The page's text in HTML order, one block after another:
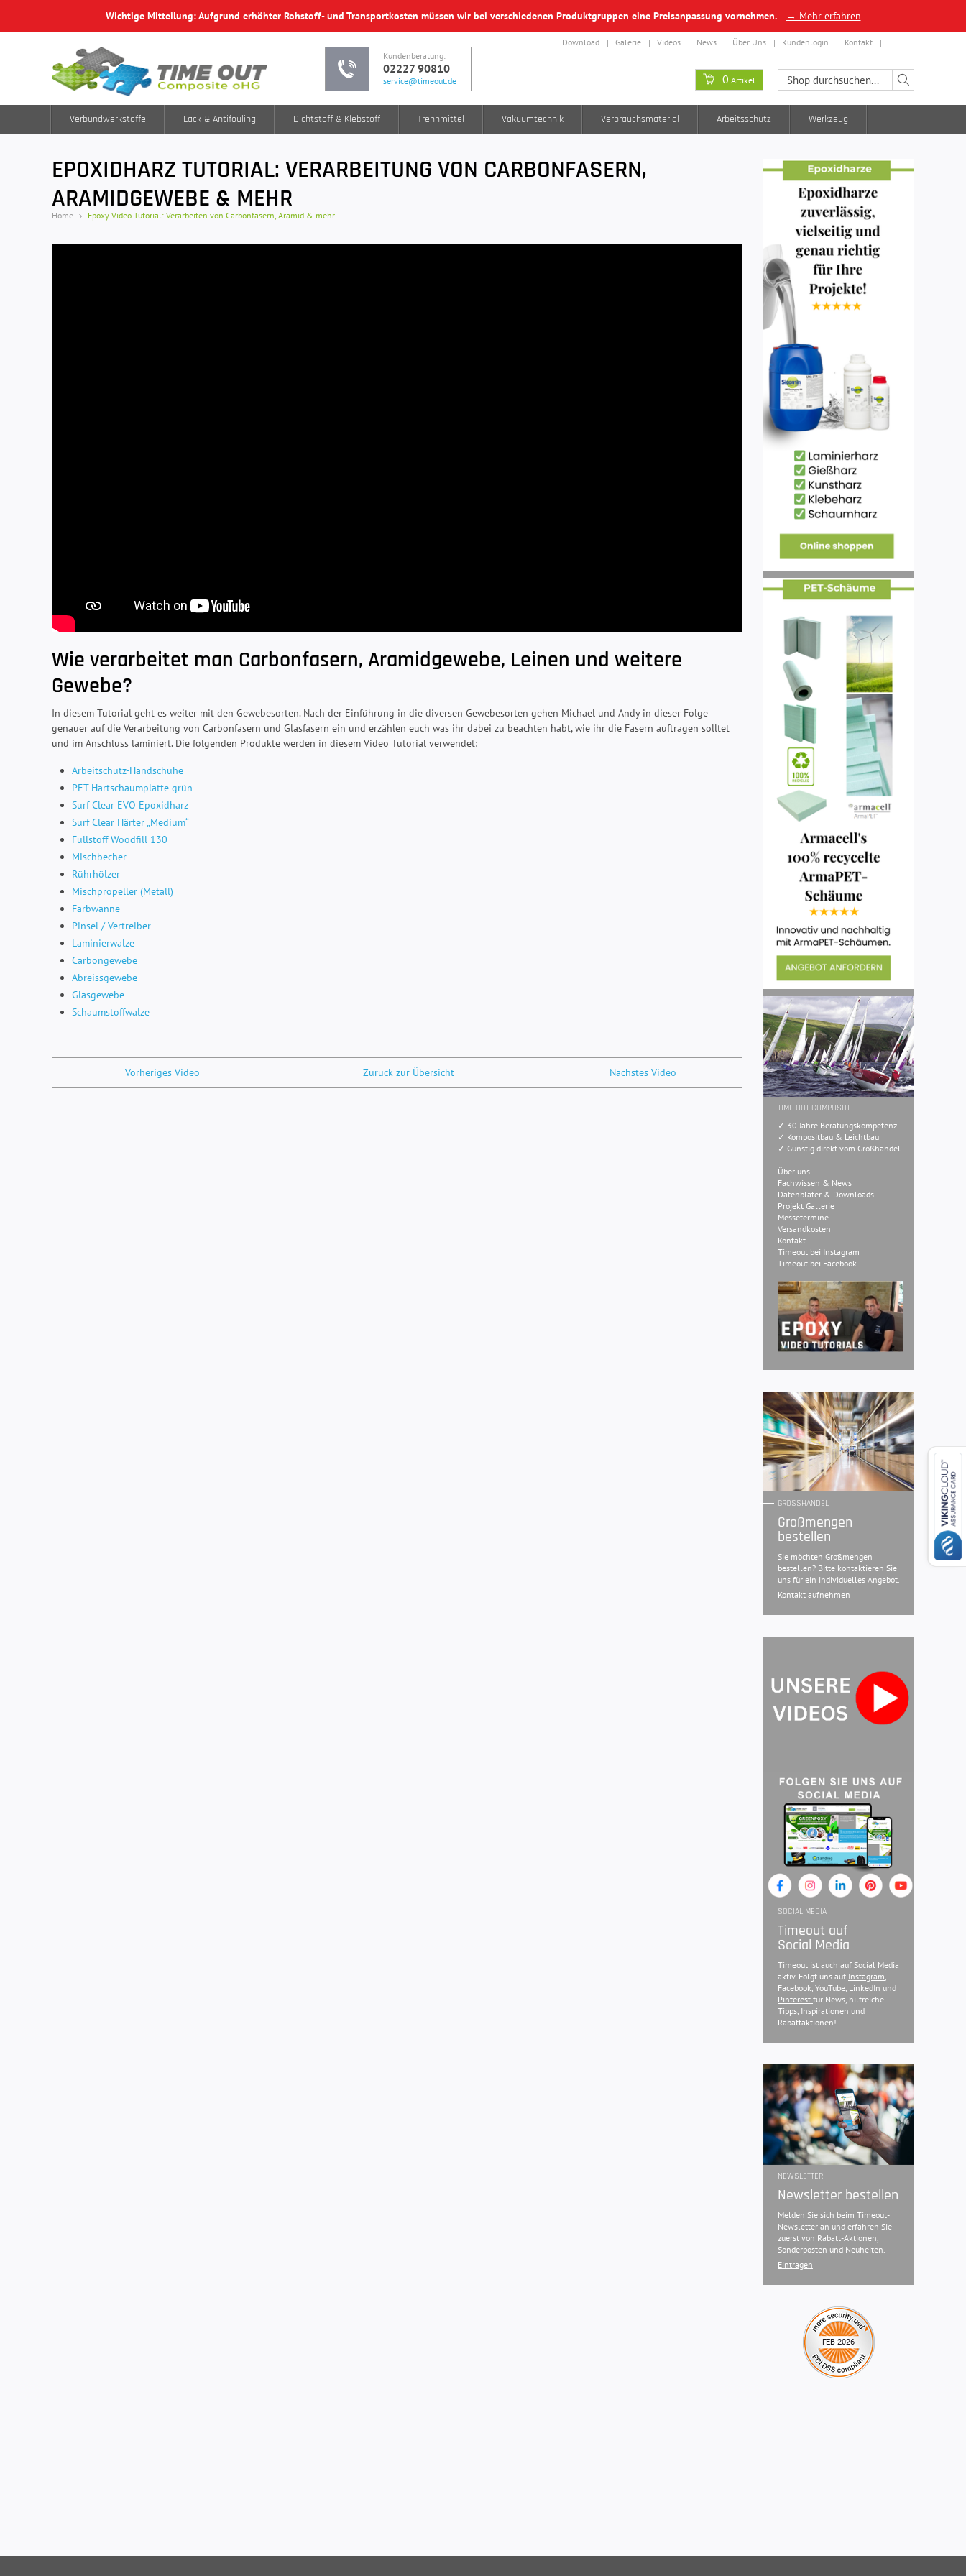
Wichtige Mitteilung: Aufgrund erhöhter Rohstoff- und Transportkosten müssen wir bei verschiedenen Produktgruppen eine Preisanpassung vornehmen. → Mehr erfahren
Kundenberatung:
02227 90810
service@timeout.de
Download Galerie Videos News Über Uns Kundenlogin Kontakt
0 Artikel
Verbundwerkstoffe Lack & Antifouling Dichtstoff & Klebstoff Trennmittel Vakuumtechnik Verbrauchsmaterial Arbeitsschutz Werkzeug
EPOXIDHARZ TUTORIAL: VERARBEITUNG VON CARBONFASERN,
ARAMIDGEWEBE & MEHR
Home Epoxy Video Tutorial: Verarbeiten von Carbonfasern, Aramid & mehr
Wie verarbeitet man Carbonfasern, Aramidgewebe, Leinen und weitere
Gewebe?
In diesem Tutorial geht es weiter mit den Gewebesorten. Nach der Einführung in die diversen Gewebesorten gehen Michael und Andy in dieser Folge
genauer auf die Verarbeitung von Carbonfasern und Glasfasern ein und erzählen euch was ihr dabei zu beachten habt, wie ihr die Fasern auftragen solltet
und im Anschluss laminiert. Die folgenden Produkte werden in diesem Video Tutorial verwendet:
Arbeitschutz-Handschuhe
PET Hartschaumplatte grün
Surf Clear EVO Epoxidharz
Surf Clear Härter „Medium“
Füllstoff Woodfill 130
Mischbecher
Rührhölzer
Mischpropeller (Metall)
Farbwanne
Pinsel / Vertreiber
Laminierwalze
Carbongewebe
Abreissgewebe
Glasgewebe
Schaumstoffwalze
Vorheriges Video Zurück zur Übersicht Nächstes Video
TIME OUT COMPOSITE
✓ 30 Jahre Beratungskompetenz
✓ Kompositbau & Leichtbau
✓ Günstig direkt vom Großhandel
Über uns
Fachwissen & News
Datenbläter & Downloads
Projekt Gallerie
Messetermine
Versandkosten
Kontakt
Timeout bei Instagram
Timeout bei Facebook
GROSSHANDEL
Großmengen
bestellen
Sie möchten Großmengen
bestellen? Bitte kontaktieren Sie
uns für ein individuelles Angebot.
Kontakt aufnehmen
SOCIAL MEDIA
Timeout auf
Social Media
Timeout ist auch auf Social Media
aktiv. Folgt uns auf Instagram,
Facebook, YouTube, LinkedIn und
Pinterest für News, hilfreiche
Tipps, Inspirationen und
Rabattaktionen!
NEWSLETTER
Newsletter bestellen
Melden Sie sich beim Timeout-
Newsletter an und erfahren Sie
zuerst von Rabatt-Aktionen,
Sonderposten und Neuheiten.
Eintragen